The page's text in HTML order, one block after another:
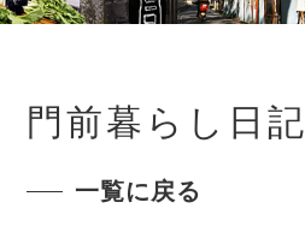
門前暮らし日記
一覧に戻る